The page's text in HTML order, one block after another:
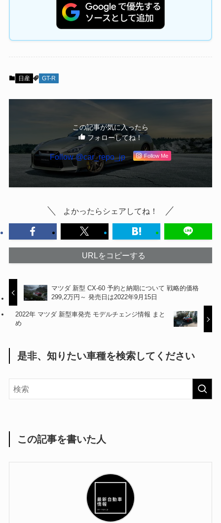
日産 GT-R
この記事が気に入ったら
フォローしてね！
Follow @car_repo_jp Follow Me
よかったらシェアしてね！
URLをコピーする
マツダ 新型 CX-60 予約と納期について 戦略的価格
299,2万円～ 発売日は2022年9月15日
2022年 マツダ 新型車発売 モデルチェンジ情報 まと
め
是非、知りたい車種を検索してください
この記事を書いた人